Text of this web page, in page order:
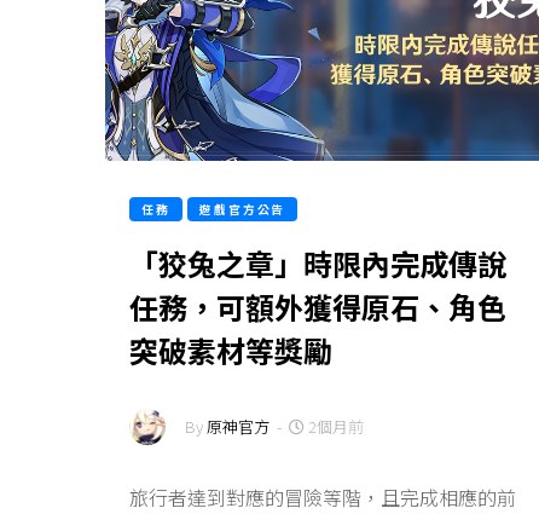
任務 遊戲官方公告
「狡兔之章」時限內完成傳說
任務，可額外獲得原石、角色
突破素材等獎勵
By原神官方 - 2個月前
旅行者達到對應的冒險等階，且完成相應的前